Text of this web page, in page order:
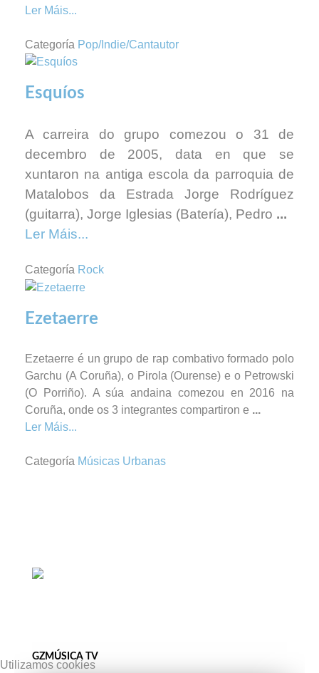
Ler Máis...
Categoría Pop/Indie/Cantautor
Esquíos
A carreira do grupo comezou o 31 de
decembro de 2005, data en que se
xuntaron na antiga escola da parroquia de
Matalobos da Estrada Jorge Rodríguez
(guitarra), Jorge Iglesias (Batería), Pedro ...
Ler Máis...
Categoría Rock
Ezetaerre
Ezetaerre é un grupo de rap combativo formado polo
Garchu (A Coruña), o Pirola (Ourense) e o Petrowski
(O Porriño). A súa andaina comezou en 2016 na
Coruña, onde os 3 integrantes compartiron e ...
Ler Máis...
Categoría Músicas Urbanas
GZMÚSICA TV
Utilizamos cookies